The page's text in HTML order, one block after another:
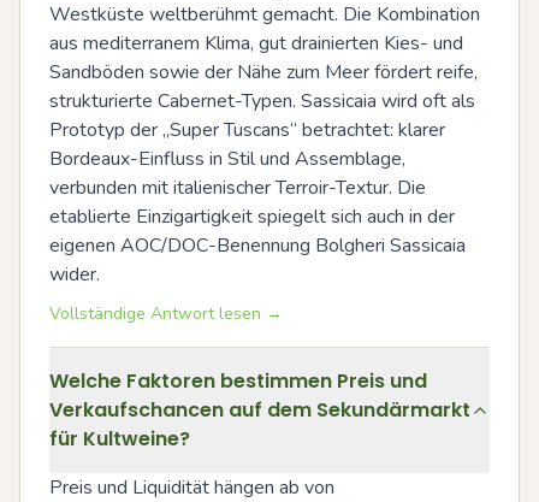
Westküste weltberühmt gemacht. Die Kombination
aus mediterranem Klima, gut drainierten Kies- und
Sandböden sowie der Nähe zum Meer fördert reife,
strukturierte Cabernet-Typen. Sassicaia wird oft als
Prototyp der „Super Tuscans“ betrachtet: klarer
Bordeaux-Einfluss in Stil und Assemblage,
verbunden mit italienischer Terroir-Textur. Die
etablierte Einzigartigkeit spiegelt sich auch in der
eigenen AOC/DOC-Benennung Bolgheri Sassicaia
wider.
Vollständige Antwort lesen →
Welche Faktoren bestimmen Preis und
Verkaufschancen auf dem Sekundärmarkt
für Kultweine?
Preis und Liquidität hängen ab von